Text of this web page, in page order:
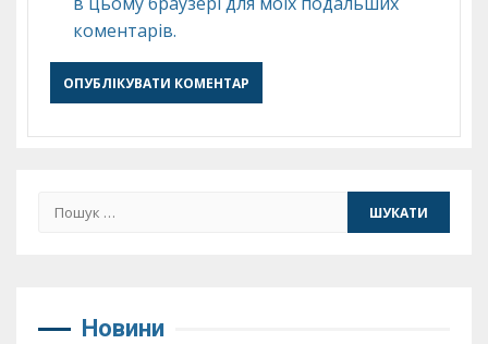
коментарів.
Пошук:
Новини